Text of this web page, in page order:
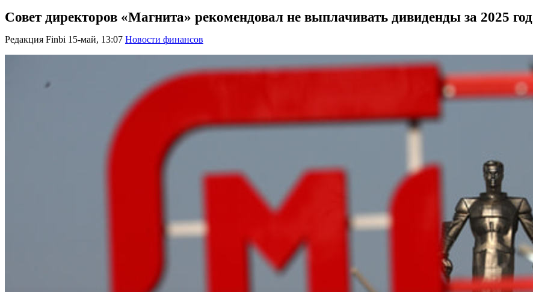
Совет директоров «Магнита» рекомендовал не выплачивать дивиденды за 2025 год
Редакция Finbi 15-май, 13:07 Новости финансов